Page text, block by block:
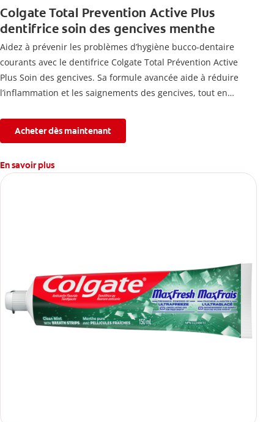
Colgate Total Prevention Active Plus
dentifrice soin des gencives menthe
Aidez à prévenir les problèmes d’hygiène bucco-dentaire
courants avec le dentifrice Colgate Total Prévention Active
Plus Soin des gencives. Sa formule avancée aide à réduire
l’inflammation et les saignements des gencives, tout en
l’érosion de l’émail.
Acheter dès maintenant
En savoir plus